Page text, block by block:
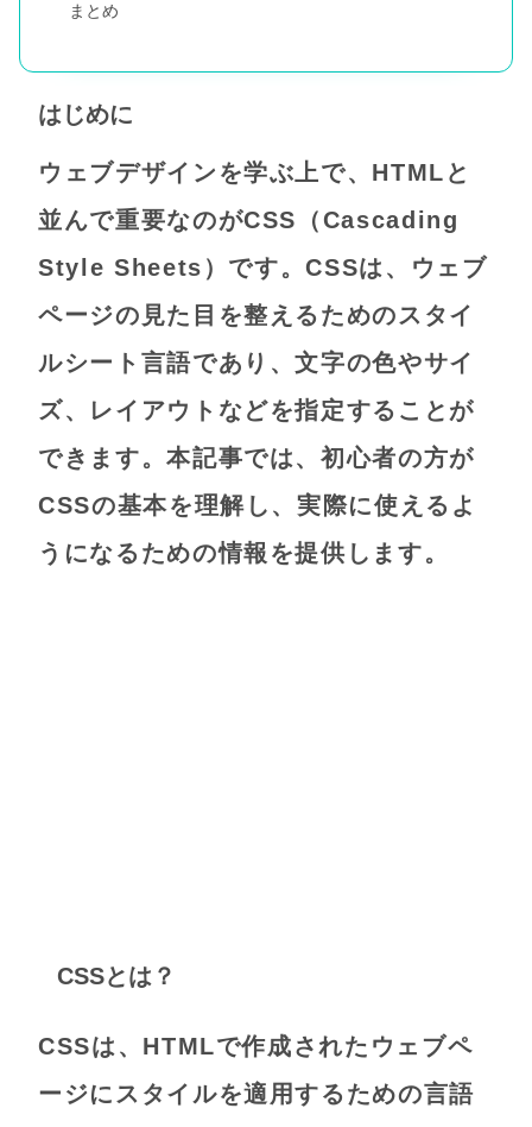
まとめ
はじめに
ウェブデザインを学ぶ上で、HTMLと
並んで重要なのがCSS（Cascading
Style Sheets）です。CSSは、ウェブ
ページの見た目を整えるためのスタイ
ルシート言語であり、文字の色やサイ
ズ、レイアウトなどを指定することが
できます。本記事では、初心者の方が
CSSの基本を理解し、実際に使えるよ
うになるための情報を提供します。
CSSとは？
CSSは、HTMLで作成されたウェブペ
ージにスタイルを適用するための言語